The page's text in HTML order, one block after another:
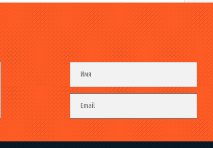
Fieldset
Имя
Email